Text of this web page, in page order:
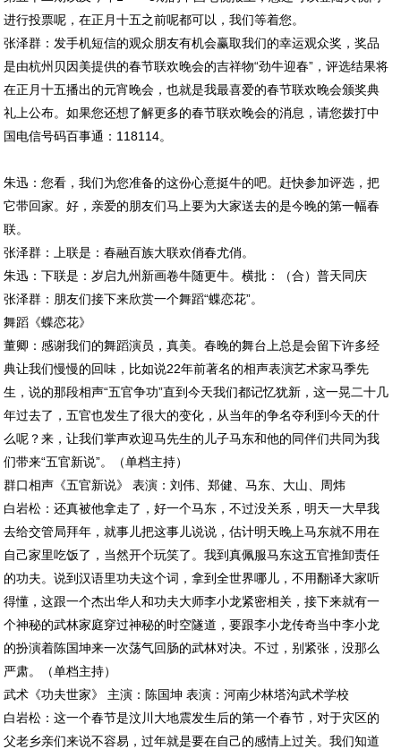
进行投票呢，在正月十五之前呢都可以，我们等着您。
张泽群：发手机短信的观众朋友有机会赢取我们的幸运观众奖，奖品
是由杭州贝因美提供的春节联欢晚会的吉祥物“劲牛迎春”，评选结果将
在正月十五播出的元宵晚会，也就是我最喜爱的春节联欢晚会颁奖典
礼上公布。如果您还想了解更多的春节联欢晚会的消息，请您拨打中
国电信号码百事通：118114。
朱迅：您看，我们为您准备的这份心意挺牛的吧。赶快参加评选，把
它带回家。好，亲爱的朋友们马上要为大家送去的是今晚的第一幅春
联。
张泽群：上联是：春融百族大联欢俏春尤俏。
朱迅：下联是：岁启九州新画卷牛随更牛。横批：（合）普天同庆
张泽群：朋友们接下来欣赏一个舞蹈“蝶恋花”。
舞蹈《蝶恋花》
董卿：感谢我们的舞蹈演员，真美。春晚的舞台上总是会留下许多经
典让我们慢慢的回味，比如说22年前著名的相声表演艺术家马季先
生，说的那段相声“五官争功”直到今天我们都记忆犹新，这一晃二十几
年过去了，五官也发生了很大的变化，从当年的争名夺利到今天的什
么呢？来，让我们掌声欢迎马先生的儿子马东和他的同伴们共同为我
们带来“五官新说”。（单档主持）
群口相声《五官新说》 表演：刘伟、郑健、马东、大山、周炜
白岩松：还真被他拿走了，好一个马东，不过没关系，明天一大早我
去给交管局拜年，就事儿把这事儿说说，估计明天晚上马东就不用在
自己家里吃饭了，当然开个玩笑了。我到真佩服马东这五官推卸责任
的功夫。说到汉语里功夫这个词，拿到全世界哪儿，不用翻译大家听
得懂，这跟一个杰出华人和功夫大师李小龙紧密相关，接下来就有一
个神秘的武林家庭穿过神秘的时空隧道，要跟李小龙传奇当中李小龙
的扮演着陈国坤来一次荡气回肠的武林对决。不过，别紧张，没那么
严肃。（单档主持）
武术《功夫世家》 主演：陈国坤 表演：河南少林塔沟武术学校
白岩松：这一个春节是汶川大地震发生后的第一个春节，对于灾区的
父老乡亲们来说不容易，过年就是要在自己的感情上过关。我们知道